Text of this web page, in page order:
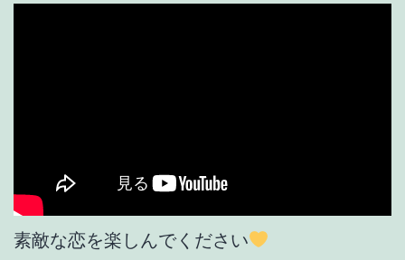
素敵な恋を楽しんでください